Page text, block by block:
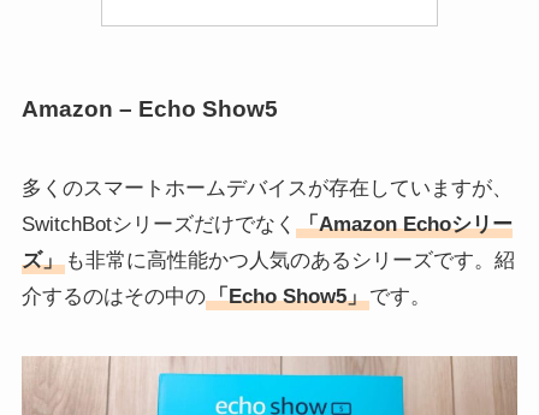
Amazon – Echo Show5
多くのスマートホームデバイスが存在していますが、
SwitchBotシリーズだけでなく 「Amazon Echoシリー
ズ」も非常に高性能かつ人気のあるシリーズです。紹
介するのはその中の「Echo Show5」です。